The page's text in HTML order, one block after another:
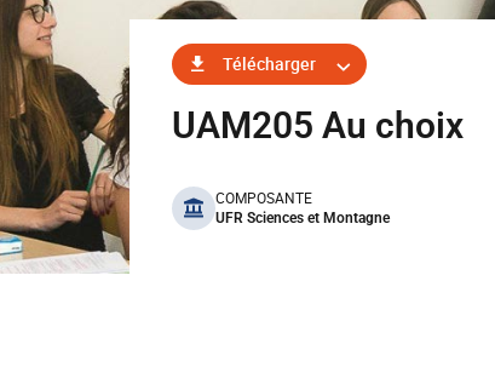
Télécharger
UAM205 Au choix
benefits
COMPOSANTE
UFR Sciences et Montagne